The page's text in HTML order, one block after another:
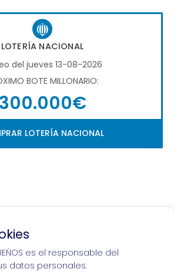
LOTERÍA NACIONAL
del jueves 13-08-2026
BOTE MILLONARIO:
300.000€
LOTERÍA NACIONAL
puedes hacerlo, ¡mucha
es el responsable del
datos personales.